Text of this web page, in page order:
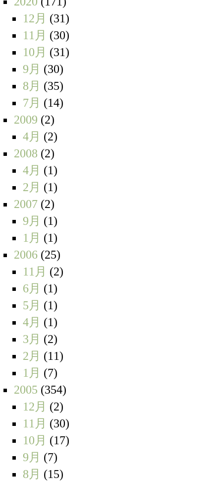
12月 (31)
11月 (30)
10月 (31)
9月 (30)
8月 (35)
7月 (14)
2009 (2)
4月 (2)
2008 (2)
4月 (1)
2月 (1)
2007 (2)
9月 (1)
1月 (1)
2006 (25)
11月 (2)
6月 (1)
5月 (1)
4月 (1)
3月 (2)
2月 (11)
1月 (7)
2005 (354)
12月 (2)
11月 (30)
10月 (17)
9月 (7)
8月 (15)